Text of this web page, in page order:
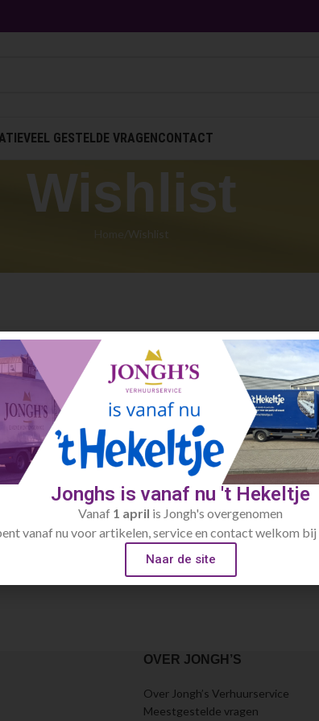
VEEL GESTELDE VRAGENCONTACT
Wishlist
Wishlist
OVER JONGH’S
Over Jongh’s Verhuurservice
Meestgestelde vragen
Jonghs is vanaf nu 't Hekeltje
Vanaf 1 april is Jongh's overgenomen
vanaf nu voor artikelen, service en contact welkom bij
Naar de site